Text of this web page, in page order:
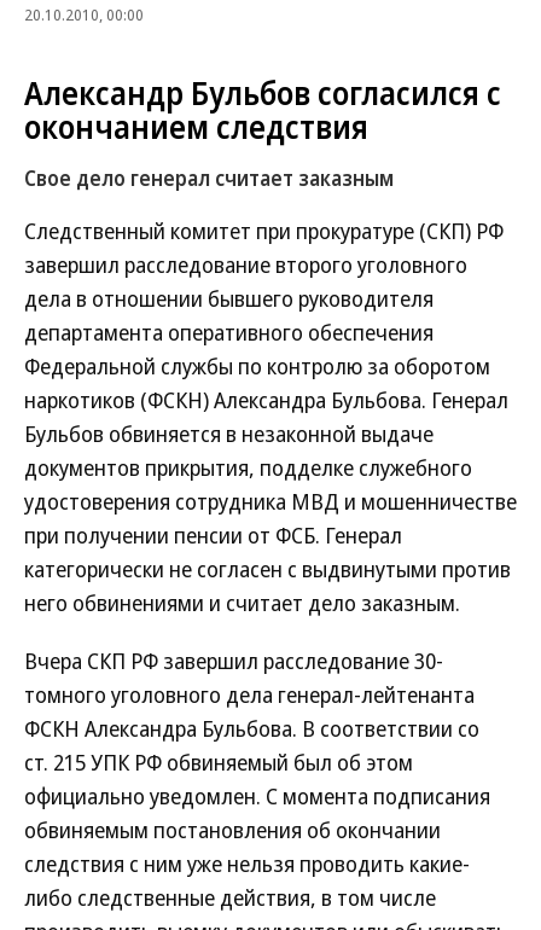
20.10.2010, 00:00
Александр Бульбов согласился с
окончанием следствия
Свое дело генерал считает заказным
Следственный комитет при прокуратуре (СКП) РФ
завершил расследование второго уголовного
дела в отношении бывшего руководителя
департамента оперативного обеспечения
Федеральной службы по контролю за оборотом
наркотиков (ФСКН) Александра Бульбова. Генерал
Бульбов обвиняется в незаконной выдаче
документов прикрытия, подделке служебного
удостоверения сотрудника МВД и мошенничестве
при получении пенсии от ФСБ. Генерал
категорически не согласен с выдвинутыми против
него обвинениями и считает дело заказным.
Вчера СКП РФ завершил расследование 30-
томного уголовного дела генерал-лейтенанта
ФСКН Александра Бульбова. В соответствии со
ст. 215 УПК РФ обвиняемый был об этом
официально уведомлен. С момента подписания
обвиняемым постановления об окончании
следствия с ним уже нельзя проводить какие-
либо следственные действия, в том числе